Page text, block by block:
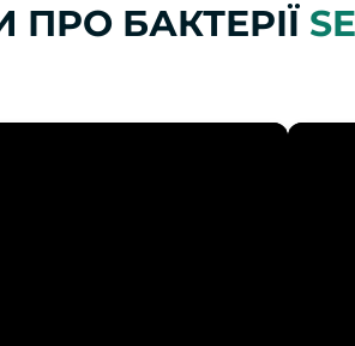
ПРО БАКТЕРІЇ